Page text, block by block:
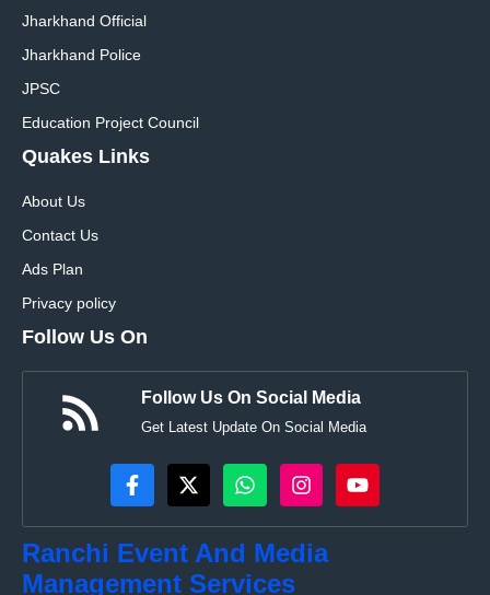
Jharkhand Official
Jharkhand Police
JPSC
Education Project Council
Quakes Links
About Us
Contact Us
Ads Plan
Privacy policy
Follow Us On
Follow Us On Social Media
Get Latest Update On Social Media
Ranchi Event And Media
Management Services